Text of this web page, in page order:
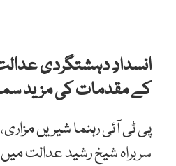
کے مقدمات کی مزید
پی ٹی آئی رہنما شیریں
سربراہ شیخ رشید عدالت